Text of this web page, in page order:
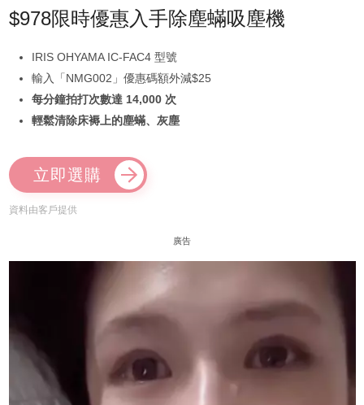
$978限時優惠入手除塵蟎吸塵機
IRIS OHYAMA IC-FAC4 型號
輸入「NMG002」優惠碼額外減$25
每分鐘拍打次數達 14,000 次
輕鬆清除床褥上的塵蟎、灰塵
立即選購
資料由客戶提供
廣告